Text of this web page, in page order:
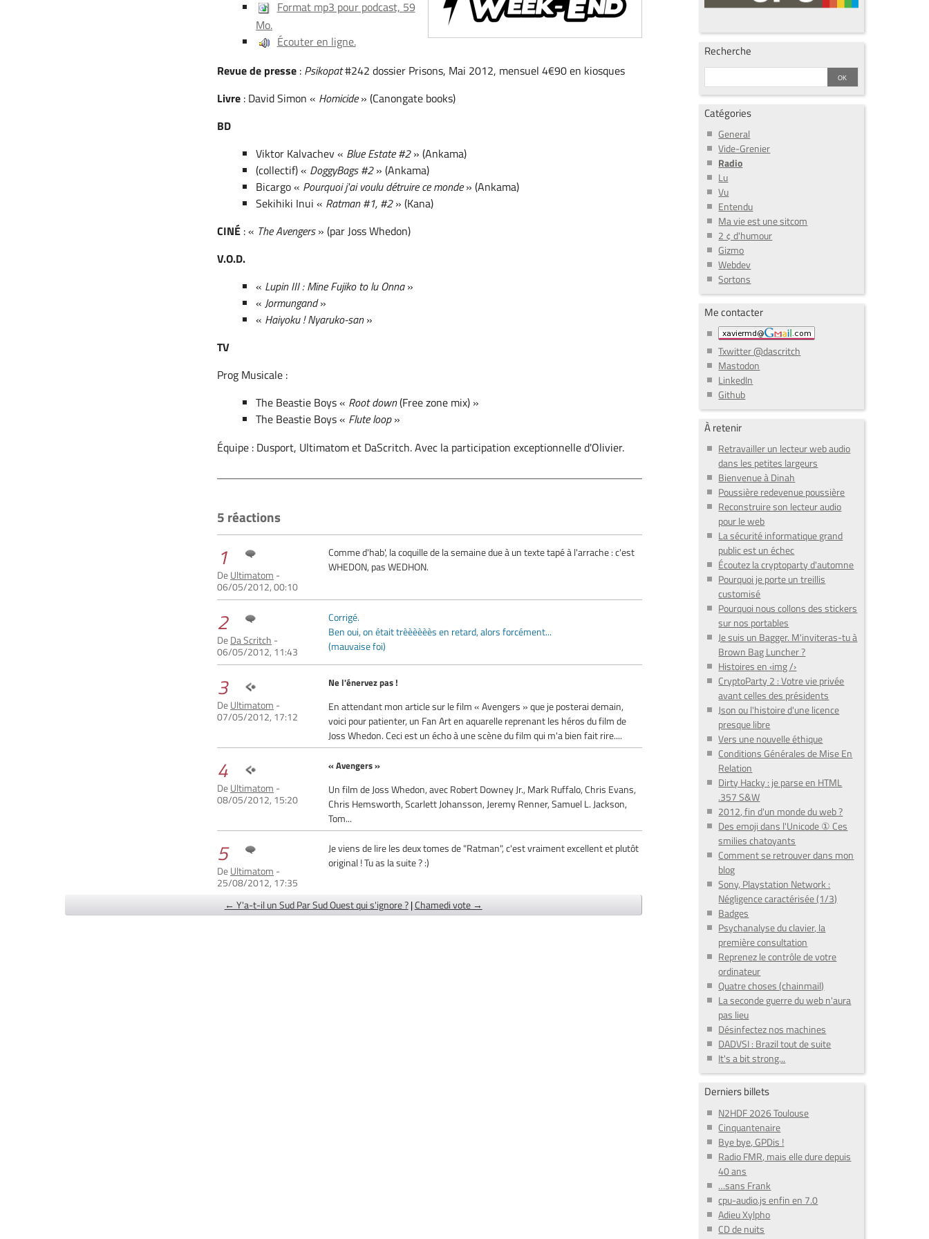
Format mp3 pour podcast, 59
Mo.
Écouter en ligne.
Revue de presse : Psikopat#242 dossier Prisons, Mai 2012, mensuel 4€90 en kiosques
Livre : David Simon « Homicide» (Canongate books)
BD
Viktor Kalvachev « Blue Estate #2» (Ankama)
(collectif) « DoggyBags #2» (Ankama)
Bicargo « Pourquoi j'ai voulu détruire ce monde» (Ankama)
Sekihiki Inui « Ratman #1, #2» (Kana)
CINÉ : « The Avengers» (par Joss Whedon)
V.O.D.
« Lupin III : Mine Fujiko to lu Onna»
«Jormungand»
« Haiyoku ! Nyaruko-san»
TV
Prog Musicale :
The Beastie Boys « Root down(Free zone mix) »
The Beastie Boys « Flute loop»
Équipe : Dusport, Ultimatom et DaScritch. Avec la participation exceptionnelle d'Olivier.
5 réactions
1
DeUltimatom -
06/05/2012, 00:10
Comme d'hab', la coquille de la semaine due à un texte tapé à l'arrache : c'est
WHEDON, pas WEDHON.
2
DeDa Scritch -
06/05/2012, 11:43
Corrigé.
Ben oui, on était trèèèèèès en retard, alors forcément...
(mauvaise foi)
3
DeUltimatom -
07/05/2012, 17:12
Ne l'énervez pas !
En attendant mon article sur le film « Avengers » que je posterai demain,
voici pour patienter, un Fan Art en aquarelle reprenant les héros du film de
Joss Whedon. Ceci est un écho à une scène du film qui m'a bien fait rire....
4
DeUltimatom -
08/05/2012, 15:20
« Avengers »
Un film de Joss Whedon, avec Robert Downey Jr., Mark Ruffalo, Chris Evans,
Chris Hemsworth, Scarlett Johansson, Jeremy Renner, Samuel L. Jackson,
Tom...
5
DeUltimatom -
25/08/2012, 17:35
Je viens de lire les deux tomes de "Ratman", c'est vraiment excellent et plutôt
original ! Tu as la suite ? :)
← Y'a-t-il un Sud Par Sud Ouest qui s'ignore ? |Chamedi vote →
Recherche
Catégories
General
Vide-Grenier
Radio
Lu
Vu
Entendu
Ma vie est une sitcom
2 ¢ d'humour
Gizmo
Webdev
Sortons
Me contacter
Txwitter @dascritch
Mastodon
LinkedIn
Github
À retenir
Retravailler un lecteur web audio
dans les petites largeurs
Bienvenue à Dinah
Poussière redevenue poussière
Reconstruire son lecteur audio
pour le web
La sécurité informatique grand
public est un échec
Écoutez la cryptoparty d'automne
Pourquoi je porte un treillis
customisé
Pourquoi nous collons des stickers
sur nos portables
Je suis un Bagger. M'inviteras-tu à
Brown Bag Luncher ?
Histoires en ‹img /›
CryptoParty 2 : Votre vie privée
avant celles des présidents
Json ou l'histoire d'une licence
presque libre
Vers une nouvelle éthique
Conditions Générales de Mise En
Relation
Dirty Hacky : je parse en HTML
.357 S&W
2012, fin d'un monde du web ?
Des emoji dans l'Unicode ① Ces
smilies chatoyants
Comment se retrouver dans mon
blog
Sony, Playstation Network :
Négligence caractérisée (1/3)
Badges
Psychanalyse du clavier, la
première consultation
Reprenez le contrôle de votre
ordinateur
Quatre choses (chainmail)
La seconde guerre du web n'aura
pas lieu
Désinfectez nos machines
DADVSI : Brazil tout de suite
It's a bit strong...
Derniers billets
N2HDF 2026 Toulouse
Cinquantenaire
Bye bye, GPDis !
Radio FMR, mais elle dure depuis
40 ans
…sans Frank
cpu-audio.js enfin en 7.0
Adieu Xylpho
CD de nuits